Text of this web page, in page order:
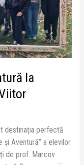
la
destinația perfectă
și Aventură” a elevilor
de prof. Marcov